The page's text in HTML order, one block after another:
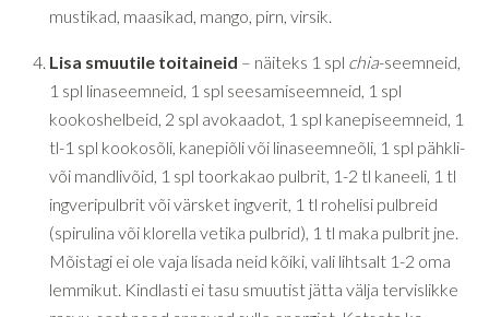
mustikad, maasikad, mango, pirn, virsik.
Lisa smuutile toitaineid – näiteks 1 spl chia-seemneid,
1 spl linaseemneid, 1 spl seesamiseemneid, 1 spl
kookoshelbeid, 2 spl avokaadot, 1 spl kanepiseemneid, 1
tl-1 spl kookosõli, kanepiõli või linaseemneõli, 1 spl pähkli-
või mandlivõid, 1 spl toorkakao pulbrit, 1-2 tl kaneeli, 1 tl
ingveripulbrit või värsket ingverit, 1 tl rohelisi pulbreid
(spirulina või klorella vetika pulbrid), 1 tl maka pulbrit jne.
Mõistagi ei ole vaja lisada neid kõiki, vali lihtsalt 1-2 oma
lemmikut. Kindlasti ei tasu smuutist jätta välja tervislikke